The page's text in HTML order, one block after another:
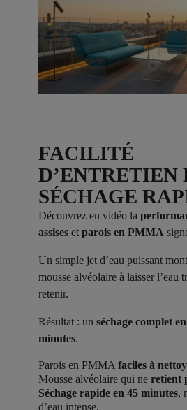
FACILITÉ
D’ENTRETIEN
SÉCHAGE
Découvrez en vidéo la
assises et parois en PMMA
Un simple jet d’eau puissant
mousse alvéolaire à laisser l’eau
retenir.
Résultat : un séchage complet
minutes.
Parois en PMMA faciles à
Mousse alvéolaire qui ne retient
Séchage rapide en 45 minutes,
d’eau intense.